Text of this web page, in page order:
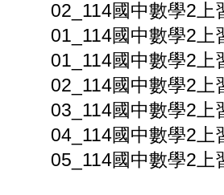
02_114國中數學2上
01_114國中數學2上
01_114國中數學2上
02_114國中數學2上
03_114國中數學2上
04_114國中數學2上
05_114國中數學2上